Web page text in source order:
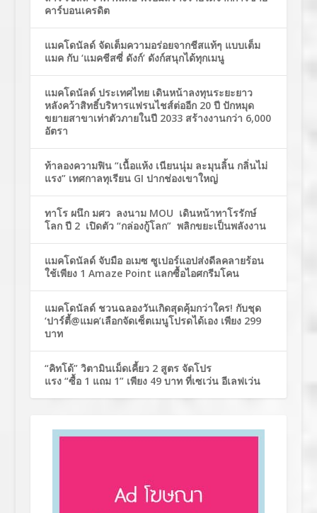
คาร์บอนเครดิต
แมคโดนัลด์ จัดเต็มความอร่อยจากชีสแท้ๆ แบบเต็ม
แมค กับ ‘แมคชีสซี่ ดังก์’ ดังก์สนุกได้ทุกเมนู
แมคโดนัลด์ ประเทศไทย เดินหน้าลงทุนระยะยาว
หลังคว้าสิทธิ์บริหารแฟรนไชส์ต่ออีก 20 ปี ปักหมุด
ขยายสาขาเท่าตัวภายในปี 2033 สร้างงานกว่า 6,000
อัตรา
ท้าลองความฟิน “เนื้อแห้ง เนียนนุ่ม ละมุนลิ้น กลิ่นไม่
แรง” เทศกาลทุเรียน GI ปากช่องเขาใหญ่
ทาโร ผนึก มศว ลงนาม MOU เดินหน้าทาโรรักษ์
โลก ปี 2 เปิดตัว “กล่องกู้โลก” พลิกขยะเป็นพลังงาน
แมคโดนัลด์ จับมือ อเมซ ซูเปอร์แอปส่งดีลคลายร้อน
ใช้เพียง 1 Amaze Point แลกซื้อไอศกรีมโคน
แมคโดนัลด์ ชวนฉลองวันเกิดสุดคุ้มกว่าใคร! กับชุด
‘ปาร์ตี้@แมค’เลือกจัดเซ็ตเมนูโปรดได้เอง เพียง 299
บาท
“คิทโด้” วิตามินเม็ดเคี้ยว 2 สูตร จัดโปร
แรง “ซื้อ 1 แถม 1” เพียง 49 บาท ที่เซเว่น อีเลฟเว่น